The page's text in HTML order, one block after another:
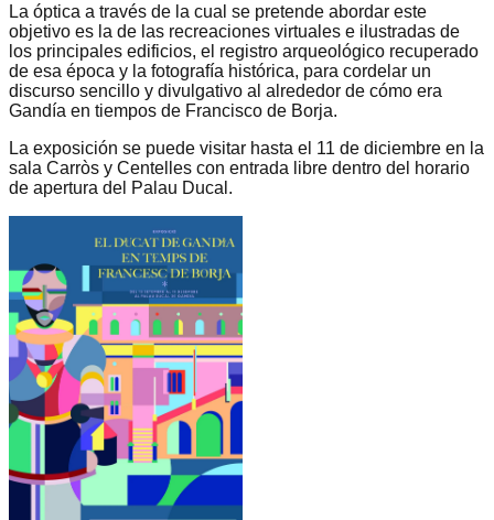
La óptica a través de la cual se pretende abordar este
objetivo es la de las recreaciones virtuales e ilustradas de
los principales edificios, el registro arqueológico recuperado
de esa época y la fotografía histórica, para cordelar un
discurso sencillo y divulgativo al alrededor de cómo era
Gandía en tiempos de Francisco de Borja.
La exposición se puede visitar hasta el 11 de diciembre en la
sala Carròs y Centelles con entrada libre dentro del horario
de apertura del Palau Ducal.